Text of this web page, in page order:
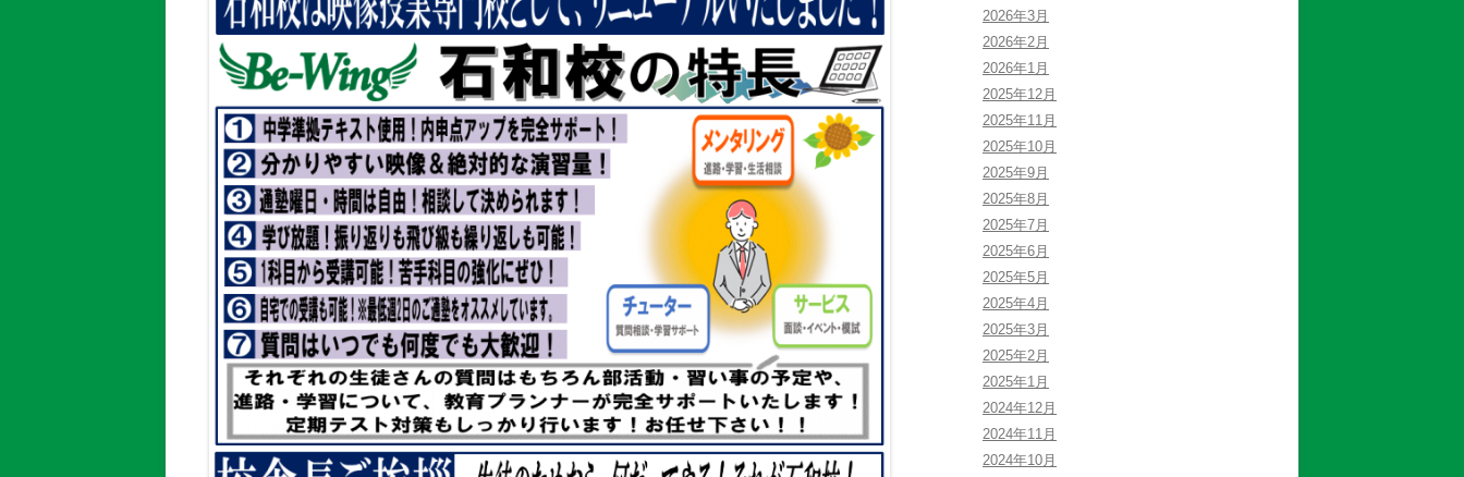
2026年3月
2026年2月
2026年1月
2025年12月
2025年11月
2025年10月
2025年9月
2025年8月
2025年7月
2025年6月
2025年5月
2025年4月
2025年3月
2025年2月
2025年1月
2024年12月
2024年11月
2024年10月